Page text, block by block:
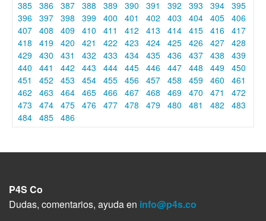
385 386 387 388 389 390 391 392 393 394 395
396 397 398 399 400 401 402 403 404 405 406
407 408 409 410 411 412 413 414 415 416 417
418
419 420 421 422 423 424 425 426 427 428
429 430 431 432 433 434 435 436 437 438
439
440
441 442 443 444 445 446 447 448 449 450
451
452 453 454 455 456 457 458 459 460
461
462
463 464 465 466 467 468 469 470 471
472
473
474 475 476 477 478 479 480 481 482
483
484 485 486
P4S Co
Dudas, comentarios, ayuda en info@p4s.co